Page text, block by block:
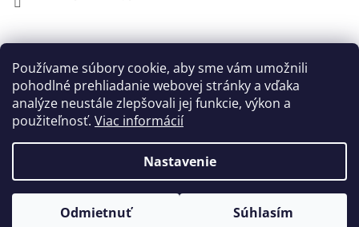
Používame súbory cookie, aby sme vám umožnili
pohodlné prehliadanie webovej stránky a vďaka
analýze neustále zlepšovali jej funkcie, výkon a
použiteľnosť. Viac informácií
Nastavenie
Odmietnuť Súhlasím
Vytvoril Shoptet
Copyright 2026FAMU.sk . Všetky práva vyhradené.